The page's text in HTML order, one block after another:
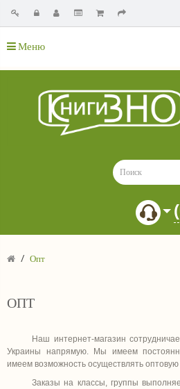
Меню
Опт
ОПТ
Наш интернет-магазин
Украины напрямую. Мы имеем
имеем возможность осуществлять оптовую
Заказы на классы, группы